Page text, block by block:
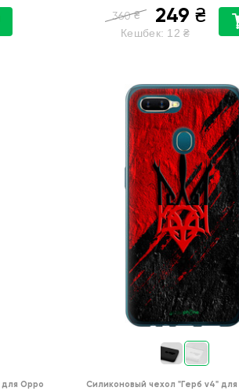
360 ₴ 249 ₴
Кешбек: 12 ₴
для Oppo
Силиконовый чехол "Герб v4" для